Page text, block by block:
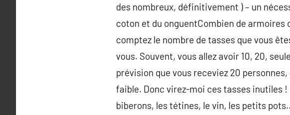
des nombreux, définitivement ) – un
coton et du onguentCombien de
comptez le nombre de tasses que vous
vous. Souvent, vous allez avoir 10, 20,
prévision que vous receviez 20
faible. Donc virez-moi ces tasses inutiles
biberons, les tétines, le vin, les petits